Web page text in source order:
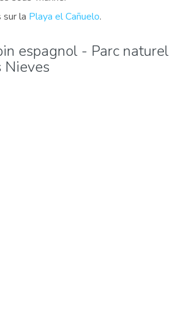
sur la Playa el Cañuelo.
espagnol - Parc naturel
Nieves